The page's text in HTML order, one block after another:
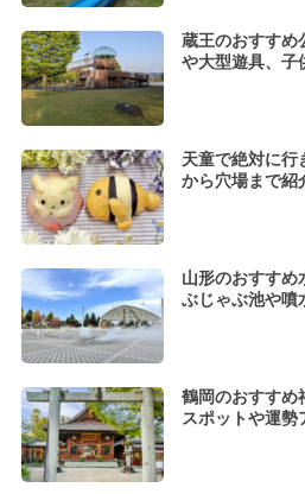
蔵王のおすす
や大型遊具、子
天童で絶対に
から穴場まで紹
山形のおすす
ぶじゃぶ池や噴
鶴岡のおすす
スポットや運勢